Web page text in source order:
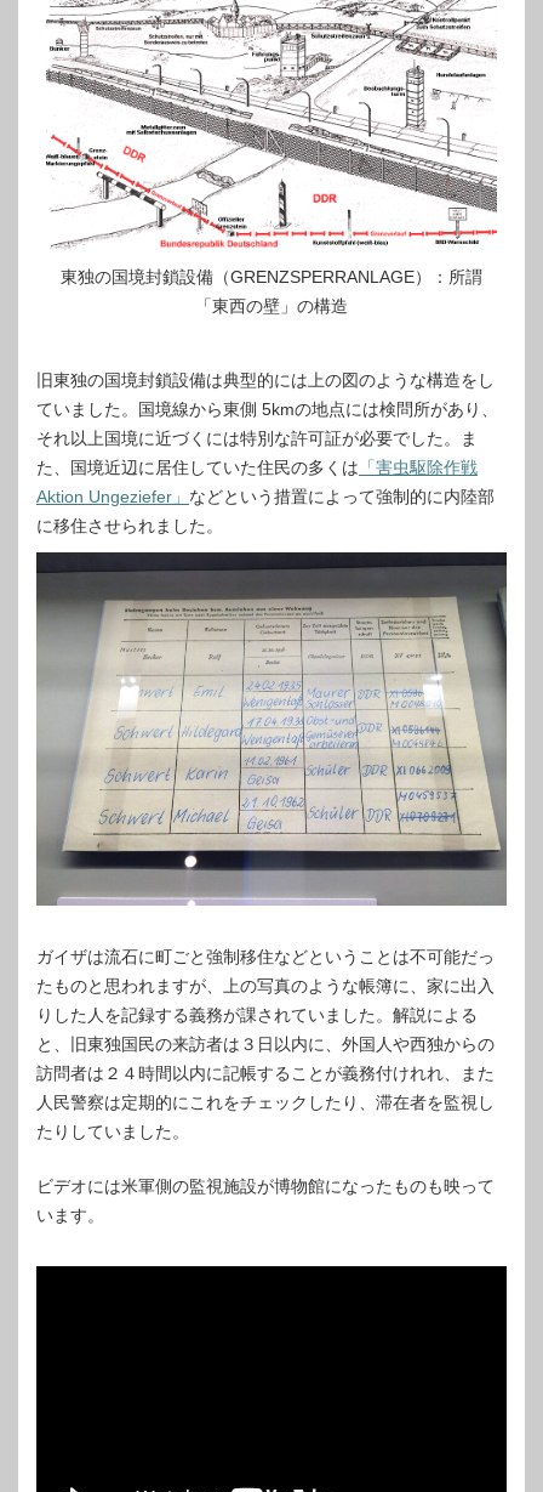
東独の国境封鎖設備（GRENZSPERRANLAGE）：所謂
「東西の壁」の構造
旧東独の国境封鎖設備は典型的には上の図のような構造をし
ていました。国境線から東側 5kmの地点には検問所があり、
それ以上国境に近づくには特別な許可証が必要でした。ま
た、国境近辺に居住していた住民の多くは 「害虫駆除作戦
Aktion Ungeziefer」 などという措置によって強制的に内陸部
に移住させられました。
ガイザは流石に町ごと強制移住などということは不可能だっ
たものと思われますが、上の写真のような帳簿に、家に出入
りした人を記録する義務が課されていました。解説による
と、旧東独国民の来訪者は３日以内に、外国人や西独からの
訪問者は２４時間以内に記帳することが義務付けれれ、また
人民警察は定期的にこれをチェックしたり、滞在者を監視し
たりしていました。
ビデオには米軍側の監視施設が博物館になったものも映って
います。